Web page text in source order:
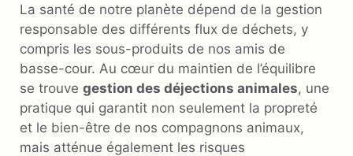
La santé de notre planète dépend de la gestion
responsable des différents flux de déchets, y
compris les sous-produits de nos amis de
basse-cour. Au cœur du maintien de l’équilibre
se trouve gestion des déjections animales, une
pratique qui garantit non seulement la propreté
et le bien-être de nos compagnons animaux,
mais atténue également les risques